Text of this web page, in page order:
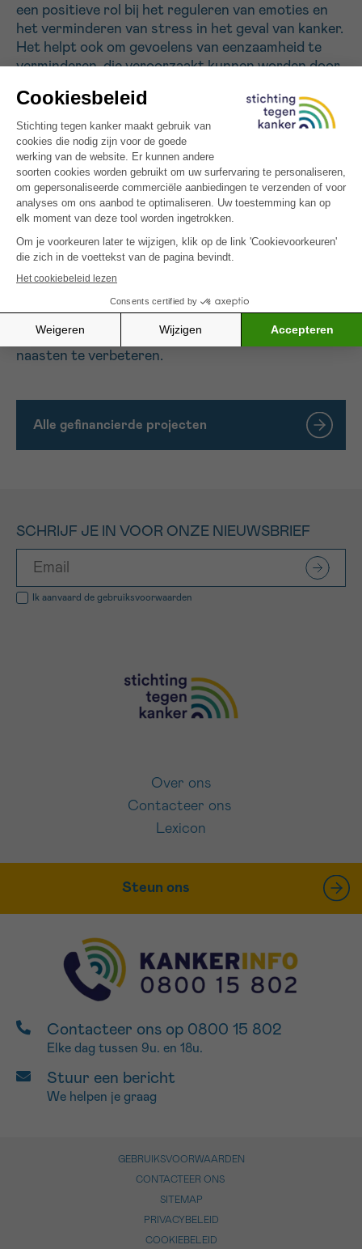
een positieve rol bij het reguleren van emoties en
het verminderen van stress in het geval van kanker.
Het helpt ook om gevoelens van eenzaamheid te
verminderen, die veroorzaakt kunnen worden door
of in het ziekenhuis te blijven. Over het algemeen
helpt het de levenskwaliteit van patiënten te
verbeteren.
Volgens hetzelfde rapport kan dans, net als
lichamelijke activiteit in het algemeen, helpen om
pijn te verminderen.
Het organiseren van een artistieke activiteit om
het welzijn te bevorderen, helpt het dagelijkse leven
van patiënten te verbeteren en laat hen voor de
duur van een les ontsnappen aan de realiteit van de
onrechtstreeks ook om de mentale welzijn van hun
naasten te verbeteren.
Alle gefinancierde projecten
SCHRIJF JE IN VOOR ONZE NIEUWSBRIEF
Ik aanvaard de gebruiksvoorwaarden
Over ons
Contacteer ons
Lexicon
Steun ons
Contacteer ons op 0800 15 802
Elke dag tussen 9u. en 18u.
Stuur een bericht
We helpen je graag
GEBRUIKSVOORWAARDEN
CONTACTEER ONS
SITEMAP
PRIVACYBELEID
COOKIEBELEID